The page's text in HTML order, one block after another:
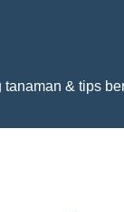
& tips